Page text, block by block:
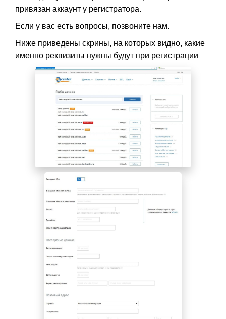
привязан аккаунт у регистратора.
Если у вас есть вопросы, позвоните нам.
Ниже приведены скрины, на которых видно, какие
именно реквизиты нужны будут при регистрации